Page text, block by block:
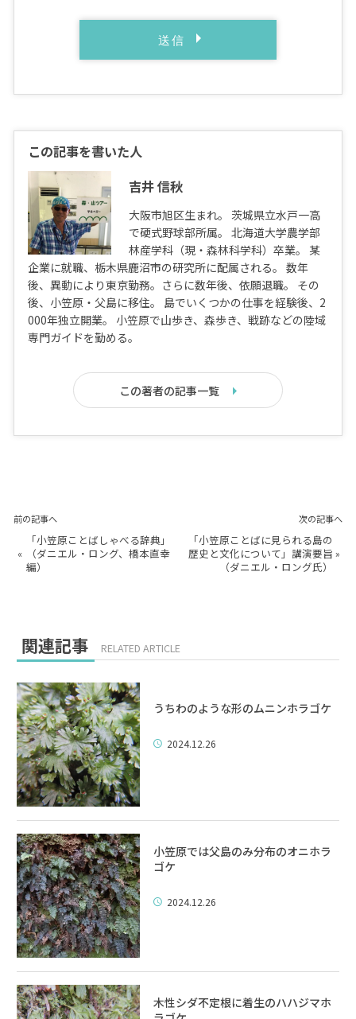
この記事を書いた人
吉井 信秋
大阪市旭区生まれ。 茨城県立水戸一高
で硬式野球部所属。 北海道大学農学部
林産学科（現・森林科学科）卒業。 某
企業に就職、栃木県鹿沼市の研究所に配属される。 数年
後、異動により東京勤務。さらに数年後、依願退職。 その
後、小笠原・父島に移住。 島でいくつかの仕事を経験後、2
000年独立開業。 小笠原で山歩き、森歩き、戦跡などの陸域
専門ガイドを勤める。
この著者の記事一覧
前の記事へ
«
「小笠原ことばしゃべる辞典」
（ダニエル・ロング、橋本直幸
編）
次の記事へ
「小笠原ことばに見られる島の
歴史と文化について」講演要旨
（ダニエル・ロング氏）
»
関連記事 RELATED ARTICLE
うちわのような形のムニンホラゴケ
2024.12.26
小笠原では父島のみ分布のオニホラ
ゴケ
2024.12.26
木性シダ不定根に着生のハハジマホ